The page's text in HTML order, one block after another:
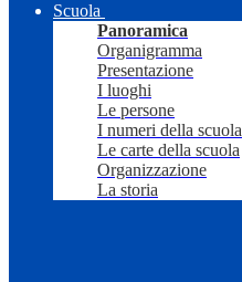
Scuola
Panoramica
Organigramma
Presentazione
I luoghi
Le persone
I numeri della scuola
Le carte della scuola
Organizzazione
La storia